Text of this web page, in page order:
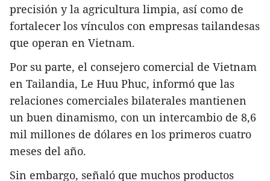
precisión y la agricultura limpia, así como de
fortalecer los vínculos con empresas tailandesas
que operan en Vietnam.
Por su parte, el consejero comercial de Vietnam
en Tailandia, Le Huu Phuc, informó que las
relaciones comerciales bilaterales mantienen
un buen dinamismo, con un intercambio de 8,6
mil millones de dólares en los primeros cuatro
meses del año.
Sin embargo, señaló que muchos productos